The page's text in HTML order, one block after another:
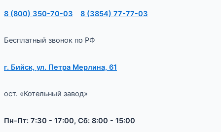
8 (800) 350-70-03 8 (3854) 77-77-03
Бесплатный звонок по РФ
г. Бийск, ул. Петра Мерлина, 61
ост. «Котельный завод»
Пн-Пт: 7:30 - 17:00, Сб: 8:00 - 15:00